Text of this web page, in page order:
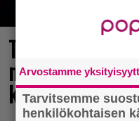
Tulevasta
näyttäisi tulevan
kahden
Arvostamme
Tarvitsemme
henkilökohtaisen